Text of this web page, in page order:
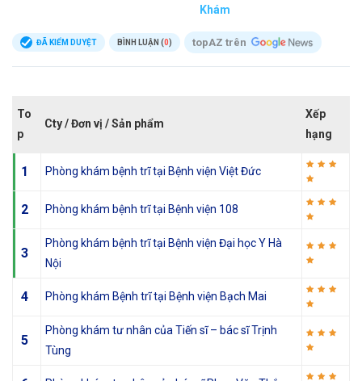
Khám
ĐÃ KIỂM DUYỆT BÌNH LUẬN (0) topAZ trên
To
p
Cty / Đơn vị / Sản phẩm
Xếp
hạng
1 Phòng khám bệnh trĩ tại Bệnh viện Việt Đức
2 Phòng khám bệnh trĩ tại Bệnh viện 108
3
Phòng khám bệnh trĩ tại Bệnh viện Đại học Y Hà
Nội
4 Phòng khám Bệnh trĩ tại Bệnh viện Bạch Mai
5
Phòng khám tư nhân của Tiến sĩ – bác sĩ Trịnh
Tùng